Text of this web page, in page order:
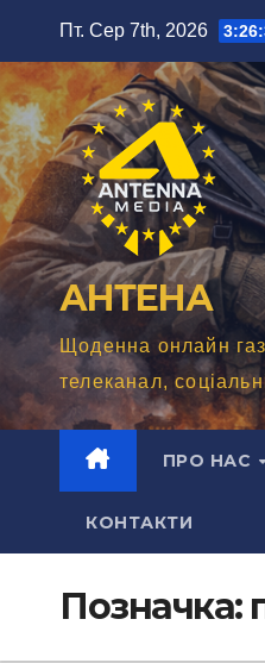
вмісту
Пт. Сер 7th, 2026
АНТЕНА
Щоденна онлайн
телеканал,
ПРО НАС
КОНТАКТИ
Позначка: